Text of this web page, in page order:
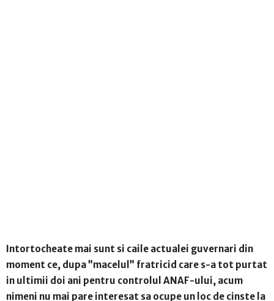
Intortocheate mai sunt si caile actualei guvernari din
moment ce, dupa ”macelul” fratricid care s-a tot purtat
in ultimii doi ani pentru controlul ANAF-ului, acum
nimeni nu mai pare interesat sa ocupe un loc de cinste la